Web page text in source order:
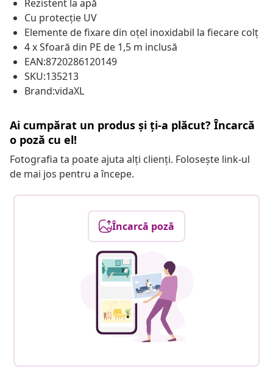
Rezistent la apă
Cu protecție UV
Elemente de fixare din oțel inoxidabil la fiecare colț
4 x Sfoară din PE de 1,5 m inclusă
EAN:8720286120149
SKU:135213
Brand:vidaXL
Ai cumpărat un produs și ți-a plăcut? Încarcă
o poză cu el!
Fotografia ta poate ajuta alți clienți. Folosește link-ul
de mai jos pentru a începe.
Încarcă poză